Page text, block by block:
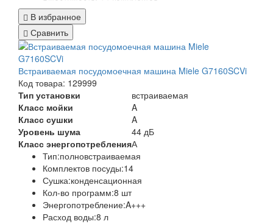
В избранное
Сравнить
Встраиваемая посудомоечная машина Miele G7160SCVi
Код товара: 129999
Тип установки
встраиваемая
Класс мойки
A
Класс сушки
A
Уровень шума
44 дБ
Класс энергопотребленияА
Тип:полновстраиваемая
Комплектов посуды:14
Сушка:конденсационная
Кол-во программ:8 шт
Энергопотребление:A+++
Расход воды:8 л